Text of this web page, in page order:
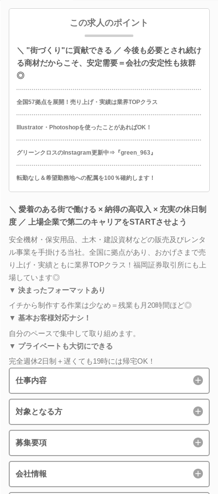
この求人のポイント
＼ "街づくり"に貢献できる ／ 今後も必要とされ続け
る商材だからこそ、安定需要＝会社の安定性も抜群
◎
全国57拠点を展開！売り上げ・実績は業界TOPクラス
Illustrator・Photoshopを使ったことがあればOK！
グリーンクロスのInstagram更新中⇒『green_963』
転勤なし＆希望勤務地への配属を100％確約します！
＼ 愛着のある街で働ける × 納得の高収入 × 充実の休日制
度 ／ 上場企業で第二のキャリアをSTARTさせよう
安全機材・保安用品、土木・建設資材などの販売及びレンタ
ル事業を手掛ける当社。全国に拠点があり、おかげさまで売
り上げ・実績ともに業界TOPクラス！福岡証券取引所にも上
場しています◎
▼ 決まったフォーマットあり
イチから制作する作業は少なめ＝残業も月20時間ほど◎
▼ 基本お客様対応ナシ！
自分のペースで集中して取り組めます。
▼ プライベートも大切にできる
完全週休2日制＋遅くても19時には帰宅OK！
仕事内容
対象となる方
募集要項
会社情報